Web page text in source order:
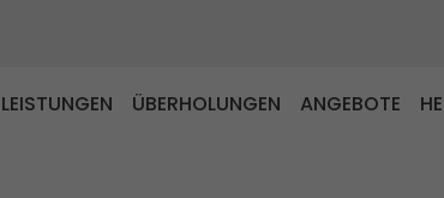
ÜBERHOLUNGEN ANGEBOTE